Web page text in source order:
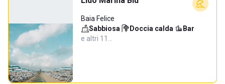
Baia Felice
Sabbiosa· Doccia calda· Bar·
e altri 11…